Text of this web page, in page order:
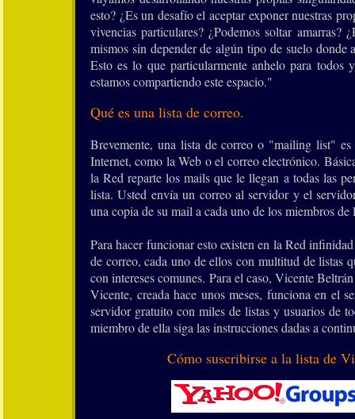
esto? ¿Es un desafío el aceptar exponer nuestras
vivencias particulares? ¿Podemos soltar amarras?
mismos sin depender de algún tipo de suelo donde
Esto es lo que particularmente anhelo para todos
estamos compartiendo este espacio."
Qué es una lista de correo.
Brevemente, una lista de correo o "mailing list"
Internet, como la Web o el correo electrónico.
la Red reparte los mails que le llegan a todas las
lista. Usted envía un correo al servidor y el
una copia de su mail a cada uno de los miembros de
Para hacer funcionar esto existen en la Red
de correo, cada uno de ellos con multitud de listas
con intereses comunes. Para el caso, Vicente
Vicente, creada hace unos meses, funciona en el
servidor gratuito con miles de listas y usuarios de
miembro de ella siga las instrucciones dadas a
Cómo suscribirse a la lista de